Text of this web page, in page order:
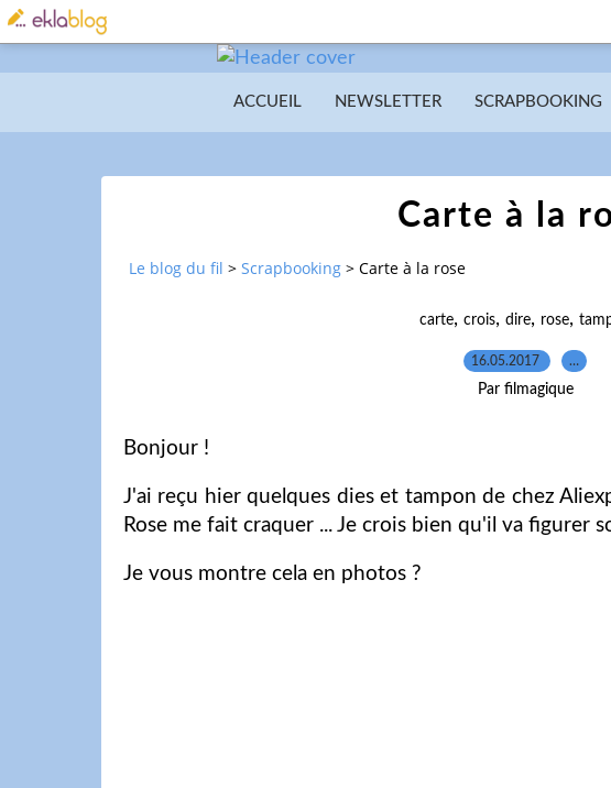
ACCUEIL NEWSLETTER SCRAPBOOKING
Carte à la
Le blog du fil > Scrapbooking > Carte à la rose
carte, crois, dire, rose,
16.05.2017 …
Par filmagique
Bonjour !
J'ai reçu hier quelques dies et tampon de chez
Rose me fait craquer ... Je crois bien qu'il va figurer
Je vous montre cela en photos ?